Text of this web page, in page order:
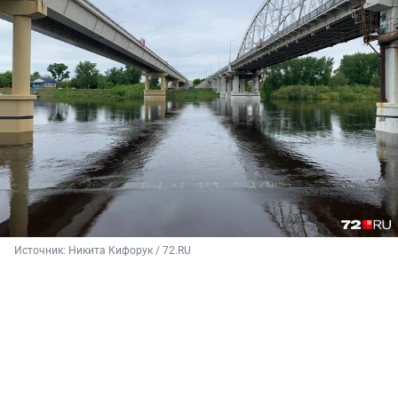
Источник: Никита Кифорук / 72.RU